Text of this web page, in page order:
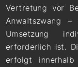
Vertretung vor
Anwaltszwang
Umsetzung
erforderlich ist.
erfolgt